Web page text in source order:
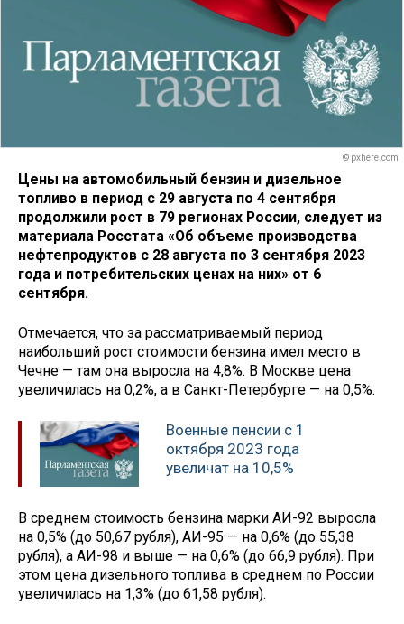
© pxhere.com
Цены на автомобильный бензин и дизельное
топливо в период с 29 августа по 4 сентября
продолжили рост в 79 регионах России, следует из
материала Росстата «Об объеме производства
нефтепродуктов с 28 августа по 3 сентября 2023
года и потребительских ценах на них» от 6
сентября.
Отмечается, что за рассматриваемый период
наибольший рост стоимости бензина имел место в
Чечне — там она выросла на 4,8%. В Москве цена
увеличилась на 0,2%, а в Санкт-Петербурге — на 0,5%.
Военные пенсии с 1
октября 2023 года
увеличат на 10,5%
В среднем стоимость бензина марки АИ-92 выросла
на 0,5% (до 50,67 рубля), АИ-95 — на 0,6% (до 55,38
рубля), а АИ-98 и выше — на 0,6% (до 66,9 рубля). При
этом цена дизельного топлива в среднем по России
увеличилась на 1,3% (до 61,58 рубля).